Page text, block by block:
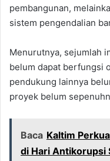
pembangunan,
sistem pengendalian
Menurutnya, sejumlah
belum dapat berfungsi
pendukung lainnya
proyek belum
Baca Kaltim
di Hari Antikorupsi